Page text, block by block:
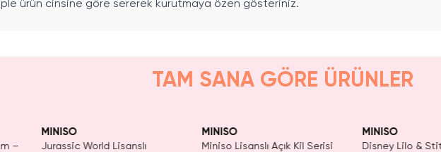
ürün cinsine göre sererek kurutmaya özen gösteriniz.
TAM SANA GÖRE ÜRÜNLER
–
MINISO
Jurassic World Lisanslı
MINISO
Miniso Lisanslı Açık Kil Serisi
MINISO
Disney Lilo &